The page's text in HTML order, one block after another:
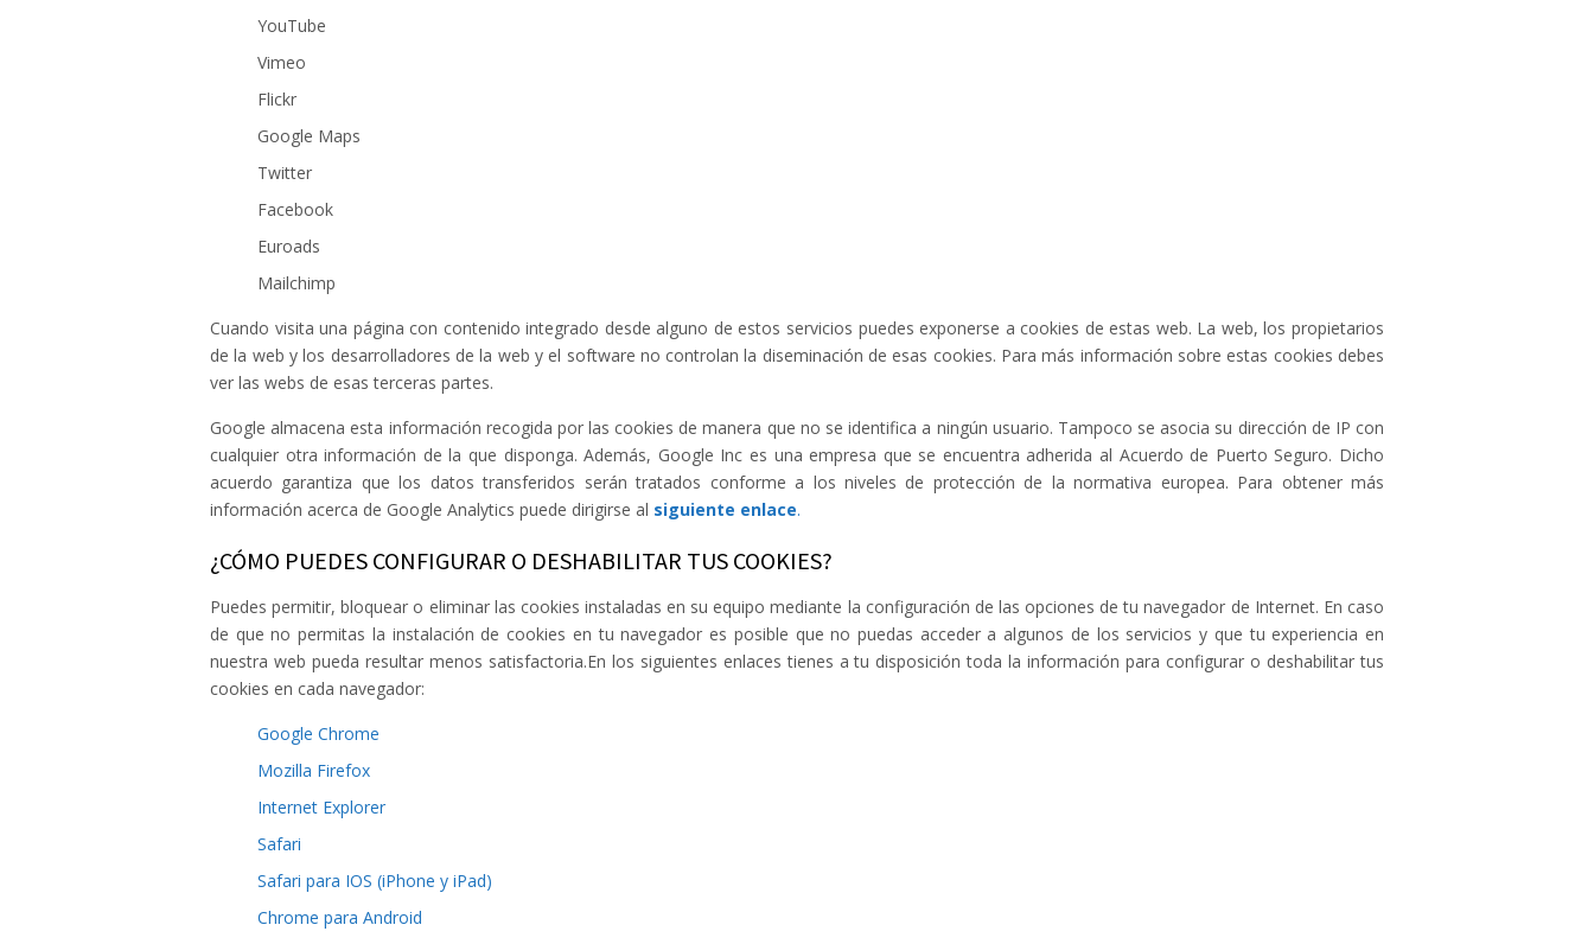
YouTube
Vimeo
Flickr
Google Maps
Twitter
Facebook
Euroads
Mailchimp
Cuando visita una página con contenido integrado desde alguno de estos servicios puedes exponerse a cookies de estas web. La web, los propietarios
de la web y los desarrolladores de la web y el software no controlan la diseminación de esas cookies. Para más información sobre estas cookies debes
ver las webs de esas terceras partes.
Google almacena esta información recogida por las cookies de manera que no se identifica a ningún usuario. Tampoco se asocia su dirección de IP con
cualquier otra información de la que disponga. Además, Google Inc es una empresa que se encuentra adherida al Acuerdo de Puerto Seguro. Dicho
acuerdo garantiza que los datos transferidos serán tratados conforme a los niveles de protección de la normativa europea. Para obtener más
información acerca de Google Analytics puede dirigirse al siguiente enlace.
¿CÓMO PUEDES CONFIGURAR O DESHABILITAR TUS COOKIES?
Puedes permitir, bloquear o eliminar las cookies instaladas en su equipo mediante la configuración de las opciones de tu navegador de Internet. En caso
de que no permitas la instalación de cookies en tu navegador es posible que no puedas acceder a algunos de los servicios y que tu experiencia en
nuestra web pueda resultar menos satisfactoria.En los siguientes enlaces tienes a tu disposición toda la información para configurar o deshabilitar tus
cookies en cada navegador:
Google Chrome
Mozilla Firefox
Internet Explorer
Safari
Safari para IOS (iPhone y iPad)
Chrome para Android